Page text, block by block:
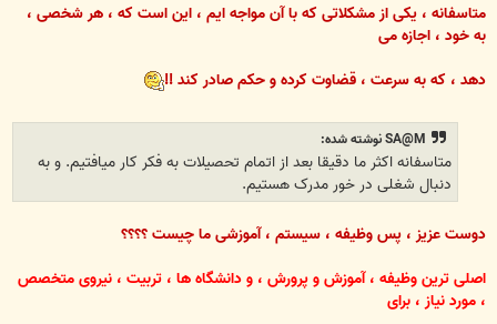
متاسفانه ، یکی از مشکلاتی که با آن مواجه ایم ، این است که ، هر شخصی ،
به خود ، اجازه می
دهد ، که به سرعت ، قضاوت کرده و حکم صادر کند !!
SA@M نوشته شده:
متاسفانه اکثر ما دقیقا بعد از اتمام تحصیلات به فکر کار میافتیم. و به
دنبال شغلی در خور مدرک هستیم.
دوست عزیز ، پس وظیفه ، سیستم ، آموزشی ما چیست ؟؟؟؟
اصلی ترین وظیفه ، آموزش و پرورش ، و دانشگاه ها ، تربیت ، نیروی متخصص
، مورد نیاز ، برای